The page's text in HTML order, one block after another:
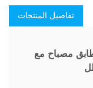
تفاصيل المنتجات
مصباح مع